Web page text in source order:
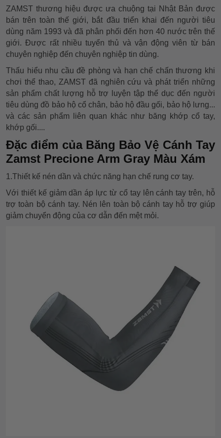
ZAMST thương hiệu được ưa chuộng tại Nhật Bản được
bán trên toàn thế giới, bắt đầu triển khai đến người tiêu
dùng năm 1993 và đã phân phối đến hơn 40 nước trên thế
giới. Được rất nhiều tuyển thủ và vận động viên từ bán
chuyên nghiệp đến chuyên nghiệp tin dùng.
Thấu hiểu nhu cầu đề phòng và hạn chế chấn thương khi
chơi thể thao, ZAMST đã nghiên cứu và phát triển những
sản phẩm chất lượng hỗ trợ luyện tập thể dục đến người
tiêu dùng đồ bảo hộ cổ chân, bảo hộ đầu gối, bảo hộ lưng...
và các sản phẩm liên quan khác như băng khớp cổ tay,
khớp gối....
Đặc điểm của Băng Bảo Vệ Cánh Tay
Zamst Precione Arm Gray Màu Xám
1.Thiết kế nén dần và chức năng hạn chế rung cơ tay.
Với thiết kế giảm dần áp lực từ cổ tay lên cánh tay trên, hỗ
trợ toàn bộ cánh tay. Nén lên toàn bộ cánh tay hỗ trợ giúp
giảm chuyển động của cơ dẫn đến mệt mỏi.